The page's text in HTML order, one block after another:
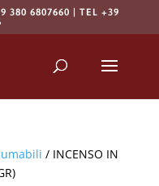
380 6807660 | TEL +39
/ INCENSO IN